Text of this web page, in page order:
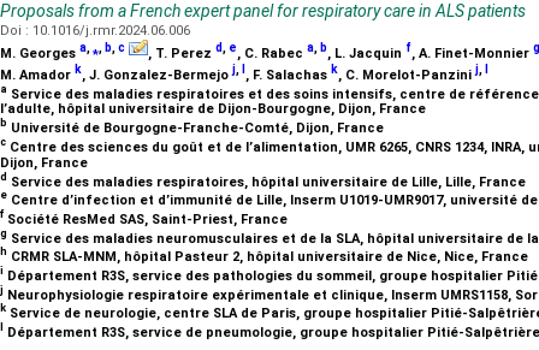
Proposals from a French expert panel for respiratory care in ALS patients
Doi : 10.1016/j.rmr.2024.06.006
M. Georges a,⁎, b,c , T. Perez d, e, C. Rabec a, b, L. Jacquin f, A. Finet-Monnier g
M. Amador k, J. Gonzalez-Bermejoj , F. Salachas k, C. Morelot-Panzinij
a Service des maladies respiratoires et des soins intensifs, centre de
l’adulte, hôpital universitaire de Dijon-Bourgogne, Dijon, France
b Université de Bourgogne-Franche-Comté, Dijon, France
c Centre des sciences du goût et de l’alimentation, UMR 6265, CNRS 1234,
Dijon, France
d Service des maladies respiratoires, hôpital universitaire de Lille, Lille, France
e Centre d’infection et d’immunité de Lille, Inserm U1019-UMR9017, université
f Société ResMed SAS, Saint-Priest, France
g Service des maladies neuromusculaires et de la SLA, hôpital universitaire de
h CRMR SLA-MNM, hôpital Pasteur 2, hôpital universitaire de Nice, Nice, France
i Département R3S, service des pathologies du sommeil, groupe hospitalier
j Neurophysiologie respiratoire expérimentale et clinique, Inserm UMRS1158,
k Service de neurologie, centre SLA de Paris, groupe hospitalier Pitié-
Département R3S, service de pneumologie, groupe hospitalier Pitié-